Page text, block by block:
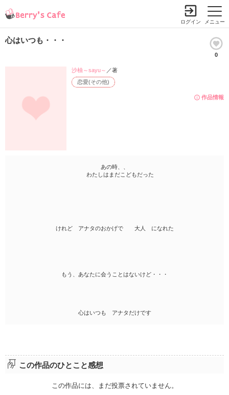
メニュー
ログイン
心はいつも・・・
0
作品情報
恋愛(その他)
沙柚～sayu～ ／著
あの時、、
わたしはまだこどもだった
けれど アナタのおかげで 大人 になれた
もう、あなたに会うことはないけど・・・
心はいつも アナタだけです
この作品のひとこと感想
この作品には、まだ投票されていません。